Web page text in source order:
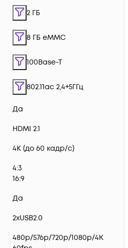
2 ГБ
8 ГБ eMMC
100Base-T
802.11ac 2,4+5ГГц
Да
HDMI 2.1
4К (до 60 кадр/с)
4:3
16:9
Да
2хUSB2.0
480p/576p/720p/1080p/4K